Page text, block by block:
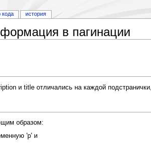
в пагинации
и title отличались на каждой
образом:
'p' и
кода история